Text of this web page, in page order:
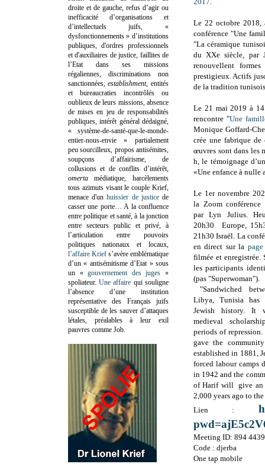
Le 22 octobre
conférence "Une
"La céramique
du XXe siècle, par
renouvellent
prestigieux. Actifs
de la tradition
Le 21 mai 2019 à
rencontre "Une
Monique Goffard-
crée une fabrique
œuvres sont dans les
h, le témoignage
«Une enfance à nulle
Le 1er novembre
la Zoom conférence
par Lyn Julius.
20h30 Europe,
21h30 Israël. La
en direct sur la
filmée et enregistrée.
les participants
(pas "Superwoman").
"Sandwiched
Libya, Tunisia
Jewish history. It
medieval
periods of
gave the
established in 1881,
forced labour camps
in 1942 and the
of Harif will give an
2,000 years ago to
Lien :
Meeting ID: 894
Code : djerba
One tap mobile
droite et de gauche, refus d’agir ou
inefficacité d’organisations et
d’intellectuels juifs, «
dysfonctionnements » d’institutions
publiques, d'ordres professionnels
et d'auxiliaires de justice, faillites de
l’Etat dans ses missions
régaliennes, discriminations non
sanctionnées,establishment, entités
et bureaucraties incontrôlés ou
oublieux de leurs missions, absence
de mises en jeu de responsabilités
publiques, intérêt général dédaigné,
« système-de-santé-que-le-monde-
entier-nous-envie » partialement
peu sourcilleux, propos antisémites,
soupçons d’affairisme, de
collusions et de conflits d’intérêt,
omertamédiatique, harcèlements
tous azimuts visant le couple Krief,
menace d'unhuissier de justicede
casser une porte… A la confluence
entre politique et santé, à la jonction
entre secteurs public et privé, à
l’articulation entre pouvoirs
politiques nationaux et locaux,
l’affaire Krief s’avère emblématique
d’un « antisémitisme d’Etat » sous
un «gouvernement des juges »
spoliateur.Une affaire qui souligne
l’absence d’une institution
représentative des Français juifs
susceptible de les sauver d’attaques
létales, préalables à leur exil
pauvres comme Job.